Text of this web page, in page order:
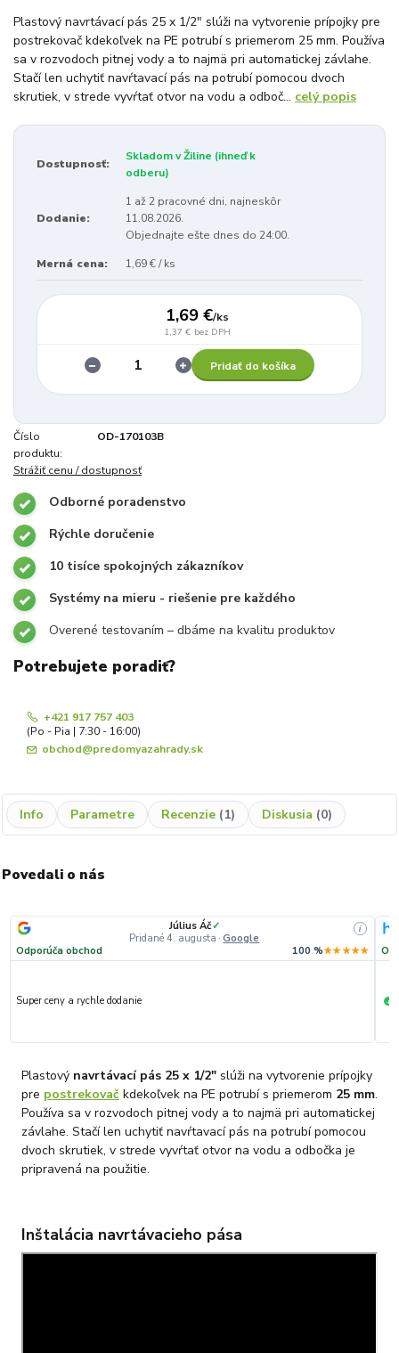
Plastový navrtávací pás 25 x 1/2" slúži na vytvorenie prípojky pre
postrekovač kdekoľvek na PE potrubí s priemerom 25 mm. Používa
sa v rozvodoch pitnej vody a to najmä pri automatickej závlahe.
Stačí len uchytiť navŕtavací pás na potrubí pomocou dvoch
skrutiek, v strede vyvŕtať otvor na vodu a odboč... celý popis
Dostupnosť:
Skladom v Žiline (ihneď k
odberu)
Dodanie:
1 až 2 pracovné dni, najneskôr
11.08.2026.
Objednajte ešte dnes do 24:00.
Merná cena: 1,69 € / ks
1,69 €/ks
1,37 € bez DPH
Pridať do košíka
Číslo
produktu:
OD-170103B
Strážiť cenu / dostupnosť
Odborné poradenstvo
Rýchle doručenie
10 tisíce spokojných zákazníkov
Systémy na mieru - riešenie pre každého
Overené testovaním – dbáme na kvalitu produktov
Potrebujete poradiť?
+421 917 757 403
(Po - Pia | 7:30 - 16:00)
obchod@predomyazahrady.sk
Info Parametre Recenzie 1 Diskusia 0
Povedali o nás
Július Áč✓
Pridané 4. augusta · Google
i
Odporúča obchod 100 %★★★★★
Super ceny a rychle dodanie +
Plastový navrtávací pás 25 x 1/2"slúži na vytvorenie prípojky
pre postrekovačkdekoľvek na PE potrubí s priemerom 25 mm.
Používa sa v rozvodoch pitnej vody a to najmä pri automatickej
závlahe. Stačí len uchytiť navŕtavací pás na potrubí pomocou
dvoch skrutiek, v strede vyvŕtať otvor na vodu a odbočka je
pripravená na použitie.
Inštalácia navrtávacieho pása